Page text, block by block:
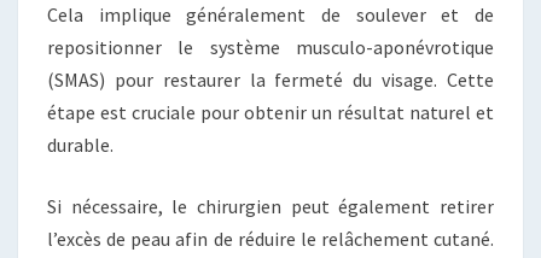
Cela implique généralement de soulever et de
repositionner le système musculo-aponévrotique
(SMAS) pour restaurer la fermeté du visage. Cette
étape est cruciale pour obtenir un résultat naturel et
durable.
Si nécessaire, le chirurgien peut également retirer
l’excès de peau afin de réduire le relâchement cutané.